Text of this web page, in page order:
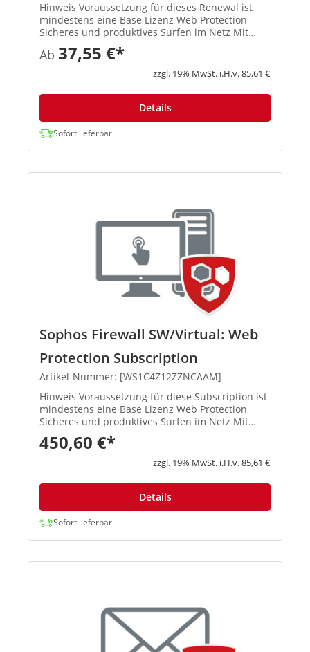
Hinweis Voraussetzung für dieses Renewal ist
mindestens eine Base Lizenz Web Protection
Sicheres und produktives Surfen im Netz Mit
unserem Secure Web Gateway verhindern Sie
Malware-Infektionen, können festl...
Ab 37,55 €*
zzgl. 19% MwSt. i.H.v. 85,61 €
Details
Sofort lieferbar
Sophos Firewall SW/Virtual: Web
Protection Subscription
Artikel-Nummer: [WS1C4Z12ZZNCAAM]
Hinweis Voraussetzung für diese Subscription ist
mindestens eine Base Lizenz Web Protection
Sicheres und produktives Surfen im Netz Mit
unserem Secure Web Gateway verhindern Sie
Malware-Infektionen, können f...
450,60 €*
zzgl. 19% MwSt. i.H.v. 85,61 €
Details
Sofort lieferbar